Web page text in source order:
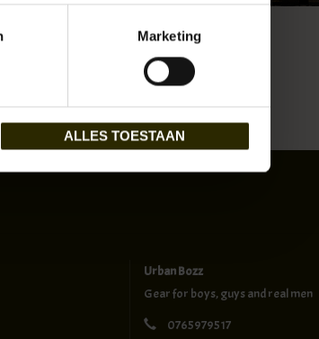
Marketing
ALLES TOESTAAN
Urban Bozz
Gear for boys, guys and real men
0765979517